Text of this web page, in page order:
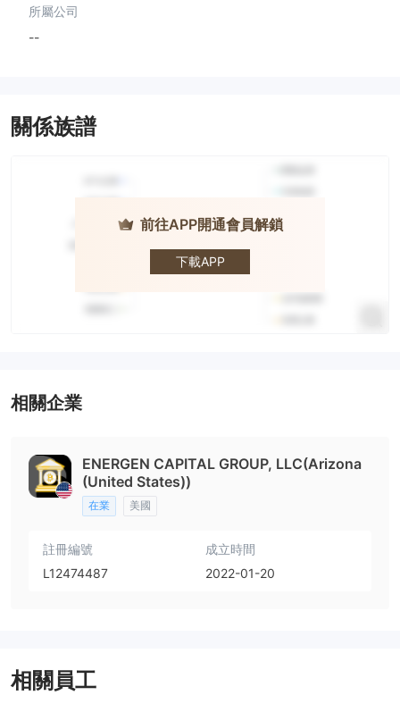
所屬公司
--
關係族譜
前往APP開通會員解鎖
下載APP
Group
相關企業
ENERGEN CAPITAL GROUP, LLC(Arizona
(United States))
在業 美國
註冊編號
L12474487
成立時間
2022-01-20
相關員工